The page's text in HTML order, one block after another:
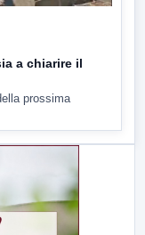
a chiarire il
prossima